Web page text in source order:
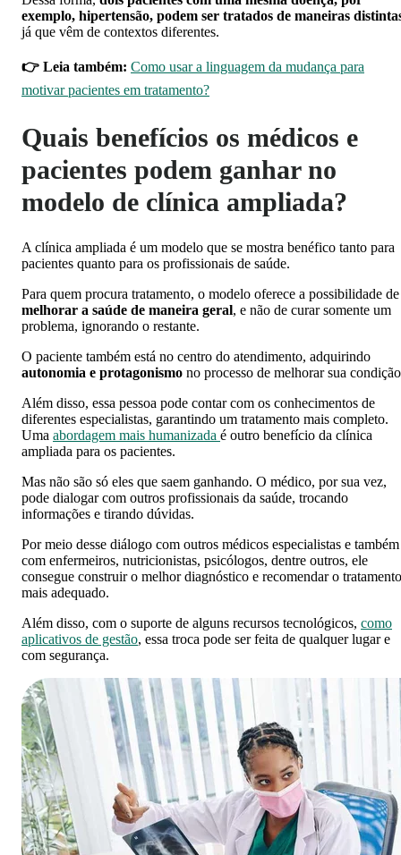
exemplo, hipertensão, podem ser tratados de maneiras
já que vêm de contextos diferentes.
👉 Leia também: Como usar a linguagem da mudança para
motivar pacientes em tratamento?
Quais benefícios os médicos e
pacientes podem ganhar no
modelo de clínica ampliada?
A clínica ampliada é um modelo que se mostra benéfico tanto para
pacientes quanto para os profissionais de saúde.
Para quem procura tratamento, o modelo oferece a possibilidade de
melhorar a saúde de maneira geral, e não de curar somente um
problema, ignorando o restante.
O paciente também está no centro do atendimento, adquirindo
autonomia e protagonismo no processo de melhorar sua
Além disso, essa pessoa pode contar com os conhecimentos de
diferentes especialistas, garantindo um tratamento mais completo.
Uma abordagem mais humanizada é outro benefício da clínica
ampliada para os pacientes.
Mas não são só eles que saem ganhando. O médico, por sua vez,
pode dialogar com outros profissionais da saúde, trocando
informações e tirando dúvidas.
Por meio desse diálogo com outros médicos especialistas e também
com enfermeiros, nutricionistas, psicólogos, dentre outros, ele
consegue construir o melhor diagnóstico e recomendar o tratamento
mais adequado.
Além disso, com o suporte de alguns recursos tecnológicos, como
aplicativos de gestão, essa troca pode ser feita de qualquer lugar e
com segurança.